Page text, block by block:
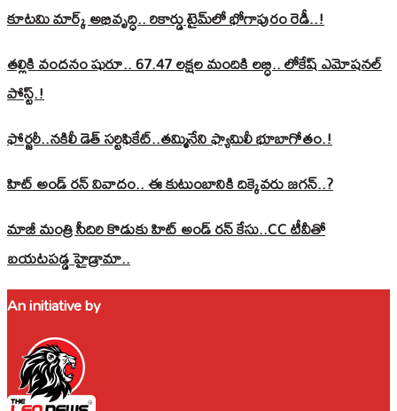
కూటమి మార్క్ అభివృద్ధి.. రికార్డు టైమ్‌లో భోగాపురం రెడీ..!
తల్లికి వందనం షురూ.. 67.47 లక్షల మందికి లబ్ధి.. లోకేష్‌ ఎమోషనల్
పోస్ట్‌.!
ఫోర్జరీ..నకిలీ డెత్ సర్టిఫికేట్..తమ్మినేని ఫ్యామిలీ భూబాగోతం.!
హిట్ అండ్ రన్ వివాదం.. ఈ కుటుంబానికి దిక్కెవరు జగన్..?
మాజీ మంత్రి సీదిరి కొడుకు హిట్ అండ్ రన్ కేసు..CC టీవీతో
బయటపడ్డ హైడ్రామా..
An initiative by